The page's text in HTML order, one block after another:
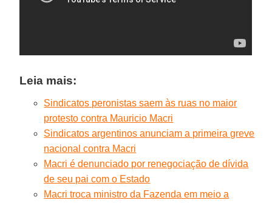
Leia mais:
Sindicatos peronistas saem às ruas no maior
protesto contra Mauricio Macri
Sindicatos argentinos anunciam a primeira greve
nacional contra Macri
Macri é denunciado por renegociação de dívida
de seu pai com o Estado
Macri troca ministro da Fazenda em meio a